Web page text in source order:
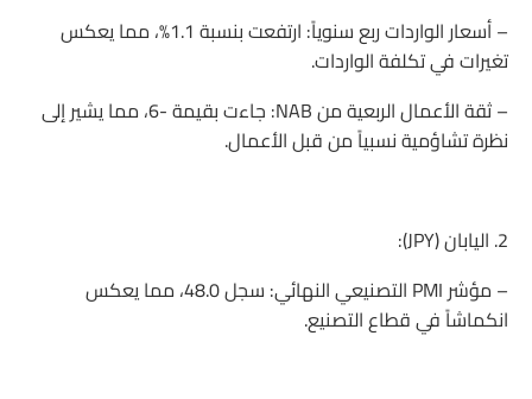
– أسعار الواردات ربع سنوياً: ارتفعت بنسبة 1.1%، مما يعكس
تغيرات في تكلفة الواردات.
– ثقة الأعمال الربعية من NAB: جاءت بقيمة -6، مما يشير إلى
نظرة تشاؤمية نسبياً من قبل الأعمال.
2. اليابان (JPY):
– مؤشر PMI التصنيعي النهائي: سجل 48.0، مما يعكس
انكماشاً في قطاع التصنيع.